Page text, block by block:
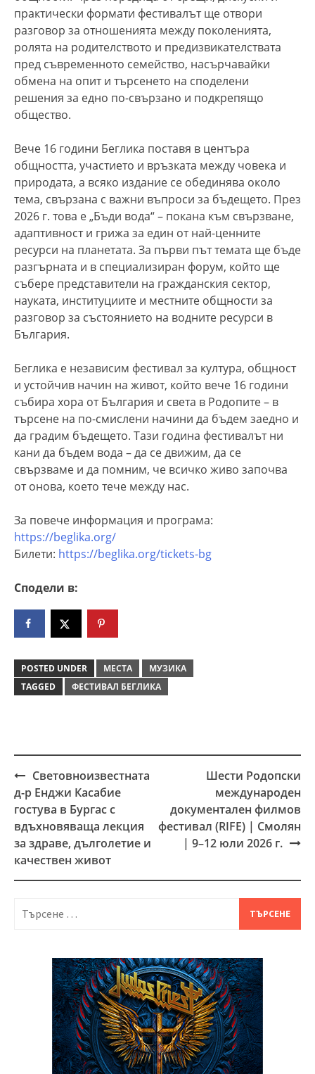
практически формати фестивалът ще отвори
разговор за отношенията между поколенията,
ролята на родителството и предизвикателствата
пред съвременното семейство, насърчавайки
обмена на опит и търсенето на споделени
решения за едно по-свързано и подкрепящо
общество.
Вече 16 години Беглика поставя в центъра
общността, участието и връзката между човека и
природата, а всяко издание се обединява около
тема, свързана с важни въпроси за бъдещето. През
2026 г. това е „Бъди вода“ – покана към свързване,
адаптивност и грижа за един от най-ценните
ресурси на планетата. За първи път темата ще бъде
разгърната и в специализиран форум, който ще
събере представители на гражданския сектор,
науката, институциите и местните общности за
разговор за състоянието на водните ресурси в
България.
Беглика е независим фестивал за култура, общност
и устойчив начин на живот, който вече 16 години
събира хора от България и света в Родопите – в
търсене на по-смислени начини да бъдем заедно и
да градим бъдещето. Тази година фестивалът ни
кани да бъдем вода – да се движим, да се
свързваме и да помним, че всичко живо започва
от онова, което тече между нас.
За повече информация и програма:
https://beglika.org/
Билети: https://beglika.org/tickets-bg
Сподели в:
POSTED UNDER МЕСТА
МУЗИКА
TAGGED
ФЕСТИВАЛ БЕГЛИКА
Post
navigation
Световноизвестната
д-р Енджи Касабие
гостува в Бургас с
вдъхновяваща лекция
за здраве, дълголетие и
качествен живот
Шести Родопски
международен
документален филмов
фестивал (RIFE) | Смолян
| 9–12 юли 2026 г.
Търсене